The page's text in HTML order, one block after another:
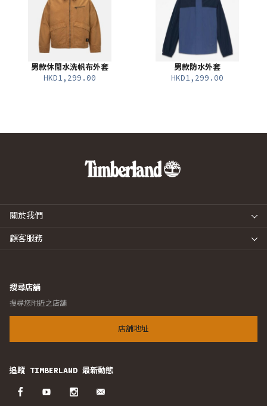
男款休閒水洗帆布外套
HKD1,299.00
男款防水外套
HKD1,299.00
關於我們
顧客服務
搜尋店舖
搜尋您附近之店舖
店舖地址
追蹤 TIMBERLAND 最新動態